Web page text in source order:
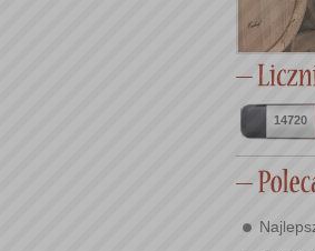
14720